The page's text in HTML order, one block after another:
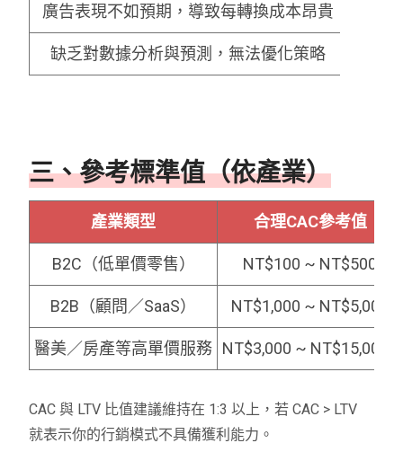
廣告表現不如預期，導致每轉換成本昂貴
缺乏對數據分析與預測，無法優化策略
三、參考標準值（依產業）
產業類型 合理CAC參考值
B2C（低單價零售） NT$100 ~ NT$500
B2B（顧問／SaaS） NT$1,000 ~ NT$5,000
醫美／房產等高單價服務 NT$3,000 ~ NT$15,000+
CAC 與 LTV 比值建議維持在 1:3 以上，若 CAC > LTV
就表示你的行銷模式不具備獲利能力。